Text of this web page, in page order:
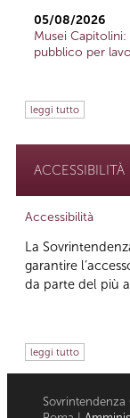
05/08/2026
Musei
pubblico per
leggi tutto
ACCESSIBILITÀ
Accessibilità
La
garantire
da parte del più
leggi tutto